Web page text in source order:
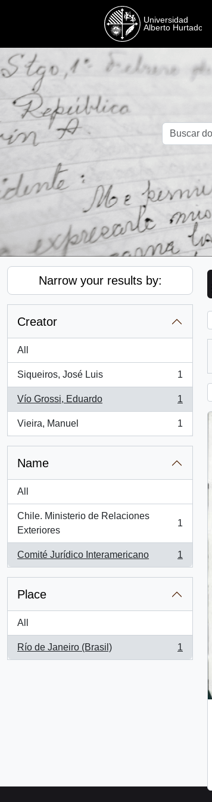
Narrow your results by:
Creator
All
Siqueiros, José Luis
, 1 results
1
Vío Grossi, Eduardo
, 1 results
1
Vieira, Manuel
, 1 results
1
Name
All
Chile. Ministerio de Relaciones
Exteriores
, 1 results
1
Comité Jurídico Interamericano
, 1 results
1
Place
All
Río de Janeiro (Brasil)
, 1 results
1